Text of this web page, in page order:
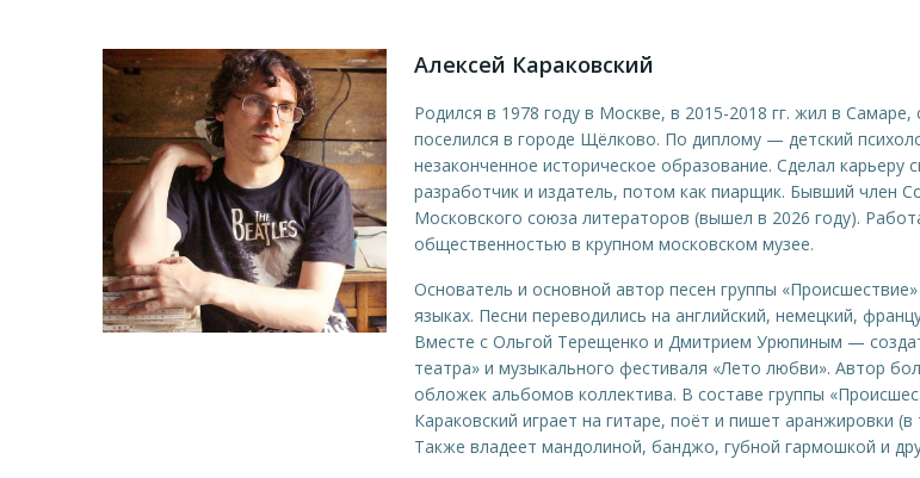
Алексей Караковский
Родился в 1978 году в Москве, в 2015-2018 гг. жил в Самаре,
поселился в городе Щёлково. По диплому — детский
незаконченное историческое образование. Сделал карьеру
разработчик и издатель, потом как пиарщик. Бывший член
Московского союза литераторов (вышел в 2026 году).
общественностью в крупном московском музее.
Основатель и основной автор песен группы
языках. Песни переводились на английский, немецкий,
Вместе с Ольгой Терещенко и Дмитрием Урюпиным —
театра» и музыкального фестиваля «Лето любви». Автор
обложек альбомов коллектива. В составе группы
Караковский играет на гитаре, поёт и пишет аранжировки
Также владеет мандолиной, банджо, губной гармошкой и